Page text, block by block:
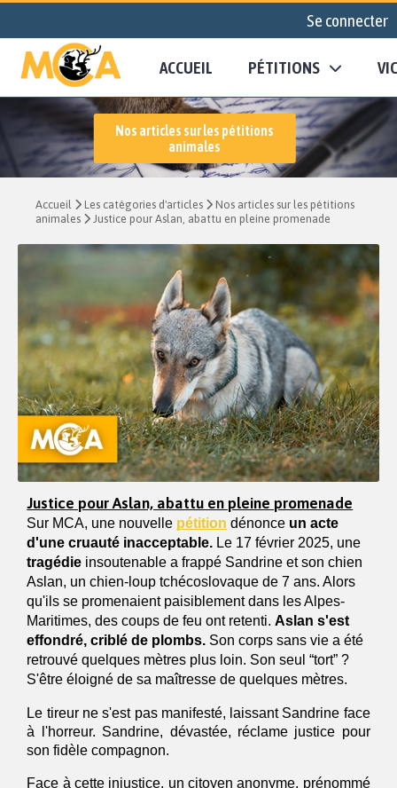
Se connecter
ACCUEIL PÉTITIONS
Nos articles sur les pétitions
animales
Accueil Les catégories d'articles
Nos articles sur les pétitions
animales
Justice pour Aslan, abattu en pleine promenade
Justice pour Aslan, abattu en pleine promenade
Sur MCA, une nouvelle pétition dénonce un acte
d'une cruauté inacceptable.
tragédie insoutenable a frappé Sandrine et son chien
Aslan, un chien-loup tchécoslovaque de 7 ans. Alors
qu'ils se promenaient paisiblement dans les Alpes-
Maritimes, des coups de feu ont retenti. Aslan s'est
effondré, criblé de plombs. Son corps sans vie a été
retrouvé quelques mètres plus loin. Son seul “tort” ?
S'être éloigné de sa maîtresse de quelques mètres.
Le tireur ne s'est pas manifesté, laissant Sandrine face
à l'horreur. Sandrine, dévastée, réclame justice pour
son fidèle compagnon.
Face à cette injustice, un citoyen anonyme, prénommé